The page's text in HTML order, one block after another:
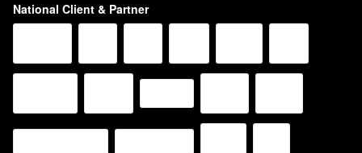
National Client & Partner